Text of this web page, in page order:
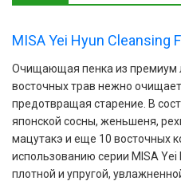
MISA Yei Hyun Cleansing
Очищающая пенка из премиум
восточных трав нежно
предотвращая старение. В
японской сосны, женьшеня,
мацутакэ и еще 10 восточных
использованию серии MISA Yei
плотной и упругой,